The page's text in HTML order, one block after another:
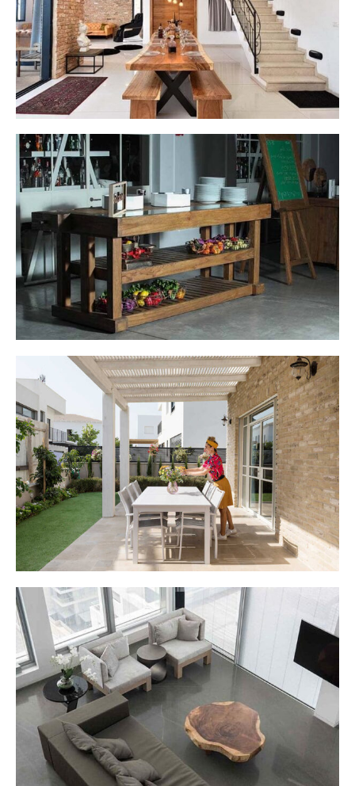
וילאה- וילות יוקרה מגדל
גן אירועים - ערוגות בושם
בית חלומותיי
בית - תל ברוך צפון